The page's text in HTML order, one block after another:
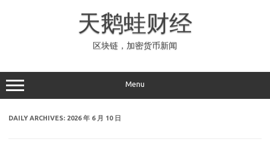
天鹅蛙财经
区块链，加密货币新闻
Menu
DAILY ARCHIVES: 2026 年 6 月 10 日